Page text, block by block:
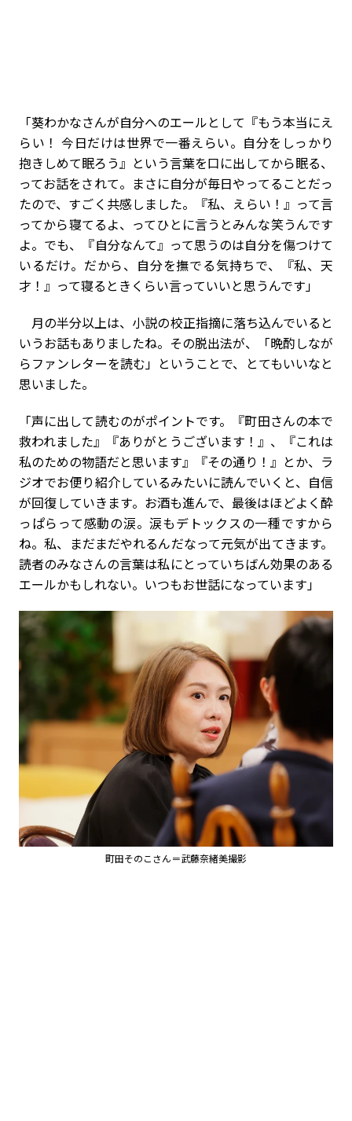
「葵わかなさんが自分へのエールとして『もう本当にえ
らい！ 今日だけは世界で一番えらい。自分をしっかり
抱きしめて眠ろう』という言葉を口に出してから眠る、
ってお話をされて。まさに自分が毎日やってることだっ
たので、すごく共感しました。『私、えらい！』って言
ってから寝てるよ、ってひとに言うとみんな笑うんです
よ。でも、『自分なんて』って思うのは自分を傷つけて
いるだけ。だから、自分を撫でる気持ちで、『私、天
才！』って寝るときくらい言っていいと思うんです」
月の半分以上は、小説の校正指摘に落ち込んでいると
いうお話もありましたね。その脱出法が、「晩酌しなが
らファンレターを読む」ということで、とてもいいなと
思いました。
「声に出して読むのがポイントです。『町田さんの本で
救われました』『ありがとうございます！』、『これは
私のための物語だと思います』『その通り！』とか、ラ
ジオでお便り紹介しているみたいに読んでいくと、自信
が回復していきます。お酒も進んで、最後はほどよく酔
っぱらって感動の涙。涙もデトックスの一種ですから
ね。私、まだまだやれるんだなって元気が出てきます。
読者のみなさんの言葉は私にとっていちばん効果のある
エールかもしれない。いつもお世話になっています」
町田そのこさん＝武藤奈緒美撮影